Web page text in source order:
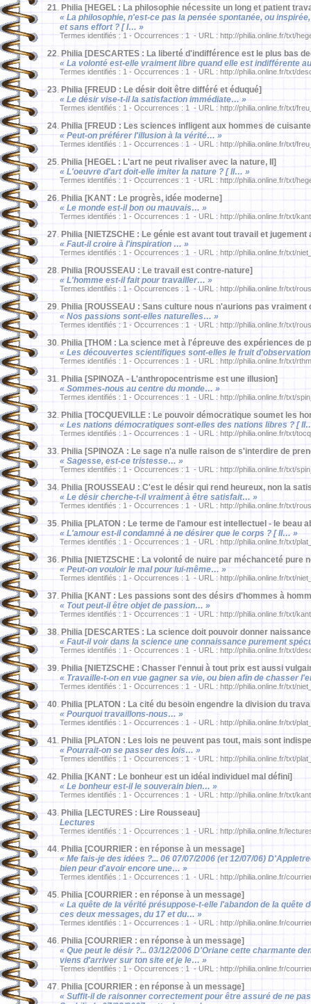
21. Philia [HEGEL : La philosophie nécessite un long et patient
« La philosophie, n'est-ce pas la pensée spontanée, ou
et sans effort ? [ I… »
Termes identifiés : 1 - Occurrences : 1 - URL : http://philia.online.fr/txt/
22. Philia [DESCARTES : La liberté d'indifférence est le plus bas
« La volonté est-elle vraiment libre quand elle est indifférente
Termes identifiés : 1 - Occurrences : 1 - URL : http://philia.online.fr/txt/
23. Philia [FREUD : Le désir doit être différé et éduqué]
« Le désir vise-t-il la satisfaction immédiate… »
Termes identifiés : 1 - Occurrences : 1 - URL : http://philia.online.fr/txt/
24. Philia [FREUD : Les sciences infligent aux hommes de
« Peut-on préférer l'illusion à la vérité… »
Termes identifiés : 1 - Occurrences : 1 - URL : http://philia.online.fr/txt/
25. Philia [HEGEL : L'art ne peut rivaliser avec la nature, II]
« L'oeuvre d'art doit-elle imiter la nature ? [ II… »
Termes identifiés : 1 - Occurrences : 1 - URL : http://philia.online.fr/txt/
26. Philia [KANT : Le progrès, idée moderne]
« Le monde est-il bon ou mauvais… »
Termes identifiés : 1 - Occurrences : 1 - URL : http://philia.online.fr/txt/
27. Philia [NIETZSCHE : Le génie est avant tout travail et jugement
« Faut-il croire à l'inspiration … »
Termes identifiés : 1 - Occurrences : 1 - URL : http://philia.online.fr/txt/
28. Philia [ROUSSEAU : Le travail est contre-nature]
« L'homme est-il fait pour travailler… »
Termes identifiés : 1 - Occurrences : 1 - URL : http://philia.online.fr/txt/
29. Philia [ROUSSEAU : Sans culture nous n'aurions pas
« Nos passions sont-elles naturelles… »
Termes identifiés : 1 - Occurrences : 1 - URL : http://philia.online.fr/txt/
30. Philia [THOM : La science met à l'épreuve des expériences de
« Les découvertes scientifiques sont-elles le fruit
Termes identifiés : 1 - Occurrences : 1 - URL : http://philia.online.fr/txt/
31. Philia [SPINOZA - L'anthropocentrisme est une illusion]
« Sommes-nous au centre du monde… »
Termes identifiés : 1 - Occurrences : 1 - URL : http://philia.online.fr/txt/
32. Philia [TOCQUEVILLE : Le pouvoir démocratique soumet les
« Les nations démocratiques sont-elles des nations libres ? [
Termes identifiés : 1 - Occurrences : 1 - URL : http://philia.online.fr/txt/
33. Philia [SPINOZA : Le sage n'a nulle raison de s'interdire de
« Sagesse, est-ce tristesse… »
Termes identifiés : 1 - Occurrences : 1 - URL : http://philia.online.fr/txt/
34. Philia [ROUSSEAU : C'est le désir qui rend heureux, non la
« Le désir cherche-t-il vraiment à être satisfait… »
Termes identifiés : 1 - Occurrences : 1 - URL : http://philia.online.fr/txt/
35. Philia [PLATON : Le terme de l'amour est intellectuel - le beau
« L'amour est-il condamné à ne désirer que le corps ? [ II… »
Termes identifiés : 1 - Occurrences : 1 - URL : http://philia.online.fr/txt/
36. Philia [NIETZSCHE : La volonté de nuire par méchanceté pure
« Peut-on vouloir le mal pour lui-même… »
Termes identifiés : 1 - Occurrences : 1 - URL : http://philia.online.fr/txt/
37. Philia [KANT : Les passions sont des désirs d'hommes à
« Tout peut-il être objet de passion… »
Termes identifiés : 1 - Occurrences : 1 - URL : http://philia.online.fr/txt/
38. Philia [DESCARTES : La science doit pouvoir donner
« Faut-il voir dans la science une connaissance purement
Termes identifiés : 1 - Occurrences : 1 - URL : http://philia.online.fr/txt/
39. Philia [NIETZSCHE : Chasser l'ennui à tout prix est aussi
« Travaille-t-on en vue gagner sa vie, ou bien afin de chasser
Termes identifiés : 1 - Occurrences : 1 - URL : http://philia.online.fr/txt/
40. Philia [PLATON : La cité du besoin engendre la division du
« Pourquoi travaillons-nous… »
Termes identifiés : 1 - Occurrences : 1 - URL : http://philia.online.fr/txt/
41. Philia [PLATON : Les lois ne peuvent pas tout, mais sont
« Pourrait-on se passer des lois… »
Termes identifiés : 1 - Occurrences : 1 - URL : http://philia.online.fr/txt/
42. Philia [KANT : Le bonheur est un idéal individuel mal défini]
« Le bonheur est-il le souverain bien… »
Termes identifiés : 1 - Occurrences : 1 - URL : http://philia.online.fr/txt/
43. Philia [LECTURES : Lire Rousseau]
Lectures
Termes identifiés : 1 - Occurrences : 1 - URL : http://philia.online.fr/
44. Philia [COURRIER : en réponse à un message]
« Me fais-je des idées ?... 06 07/07/2006 (et 12/07/06)
bien peur d'avoir encore une… »
Termes identifiés : 1 - Occurrences : 1 - URL : http://philia.online.fr/
45. Philia [COURRIER : en réponse à un message]
« La quête de la vérité présuppose-t-elle l'abandon de la quête
ces deux messages, du 17 et du… »
Termes identifiés : 1 - Occurrences : 1 - URL : http://philia.online.fr/
46. Philia [COURRIER : en réponse à un message]
« Que peut le désir ?... 03/12/2006 D'Oriane cette charmante
viens d'arriver sur ton site et je le… »
Termes identifiés : 1 - Occurrences : 1 - URL : http://philia.online.fr/
47. Philia [COURRIER : en réponse à un message]
« Suffit-il de raisonner correctement pour être assuré de ne